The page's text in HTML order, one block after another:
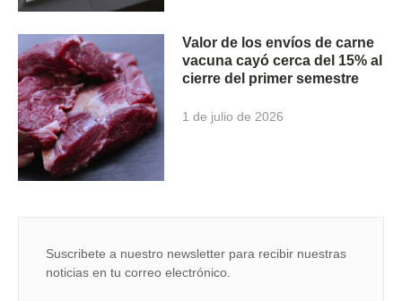
Valor de los envíos de carne
vacuna cayó cerca del 15% al
cierre del primer semestre
1 de julio de 2026
Suscribete a nuestro newsletter para recibir nuestras
noticias en tu correo electrónico.